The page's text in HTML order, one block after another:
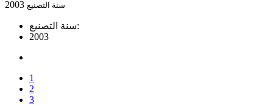
سنة التصنيع
سنة التصنيع:
2003
1
2
3